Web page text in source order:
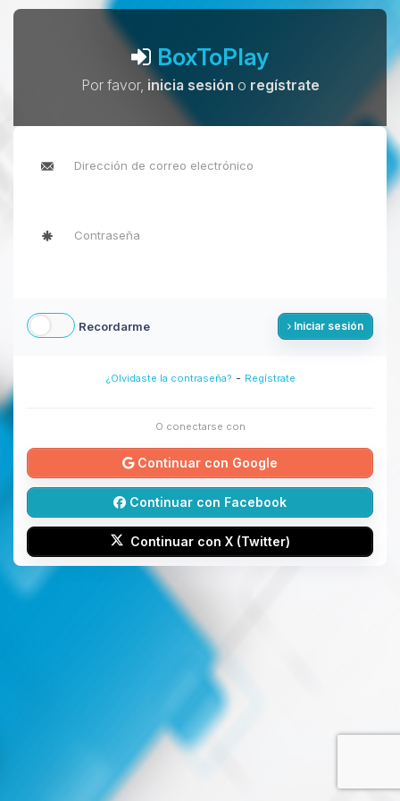
BoxToPlay
Por favor, inicia sesión o regístrate
Recordarme Iniciar sesión
¿Olvidaste la contraseña? - Regístrate
O conectarse con
Continuar con Google
Continuar con Facebook
Continuar con X (Twitter)